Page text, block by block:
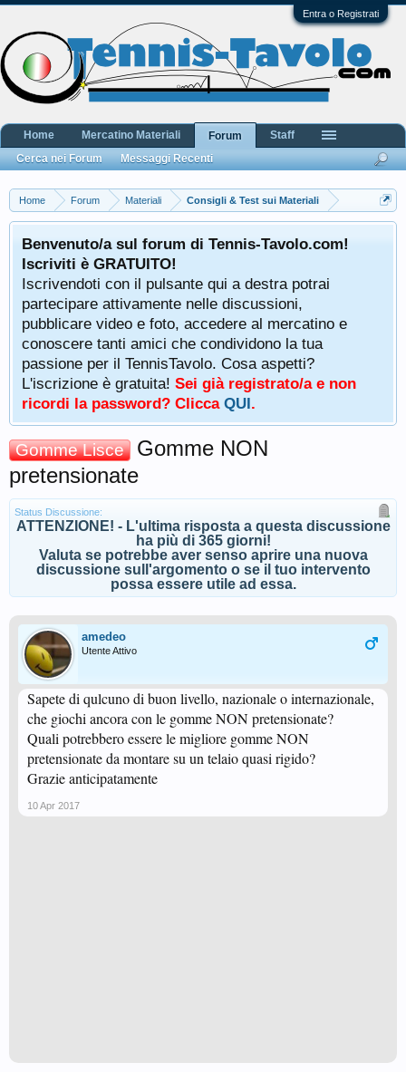
Entra o Registrati
Home Forum Materiali Consigli & Test sui Materiali
Benvenuto/a sul forum di Tennis-Tavolo.com!
Iscriviti è GRATUITO!
Iscrivendoti con il pulsante qui a destra potrai
partecipare attivamente nelle discussioni,
pubblicare video e foto, accedere al mercatino e
conoscere tanti amici che condividono la tua
passione per il TennisTavolo. Cosa aspetti?
L'iscrizione è gratuita! Sei già registrato/a e non
ricordi la password? Clicca QUI.
Gomme Lisce
Gomme NON
pretensionate
Status Discussione:
ATTENZIONE! - L'ultima risposta a questa discussione
ha più di 365 giorni!
Valuta se potrebbe aver senso aprire una nuova
discussione sull'argomento o se il tuo intervento
possa essere utile ad essa.
amedeo
Utente Attivo
Sapete di qulcuno di buon livello, nazionale o internazionale,
che giochi ancora con le gomme NON pretensionate?
Quali potrebbero essere le migliore gomme NON
pretensionate da montare su un telaio quasi rigido?
Grazie anticipatamente
10 Apr 2017
Home Mercatino Materiali
Forum
Cerca nei Forum
Messaggi Recenti
Staff